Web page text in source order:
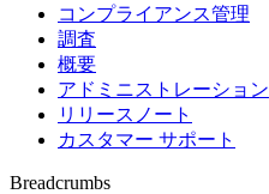
コンプライアンス管理
調査
概要
アドミニストレーション
リリースノート
カスタマー サポート
Breadcrumbs